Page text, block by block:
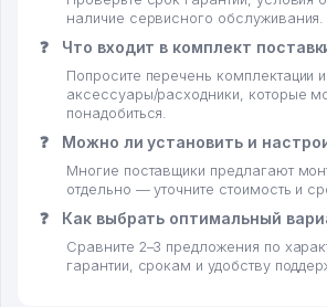
наличие сервисного обслуживания.
❓ Что входит в комплект
Попросите перечень комплектации и
аксессуары/расходники, которые
понадобиться.
❓ Можно ли установить и
Многие поставщики предлагают
отдельно — уточните стоимость и
❓ Как выбрать оптимальный
Сравните 2–3 предложения по
гарантии, срокам и удобству